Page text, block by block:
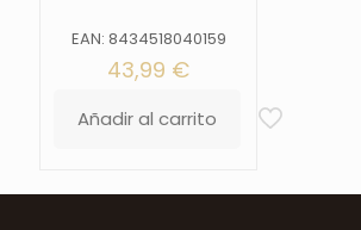
EAN: 8434518040159
43,99 €
Añadir al carrito